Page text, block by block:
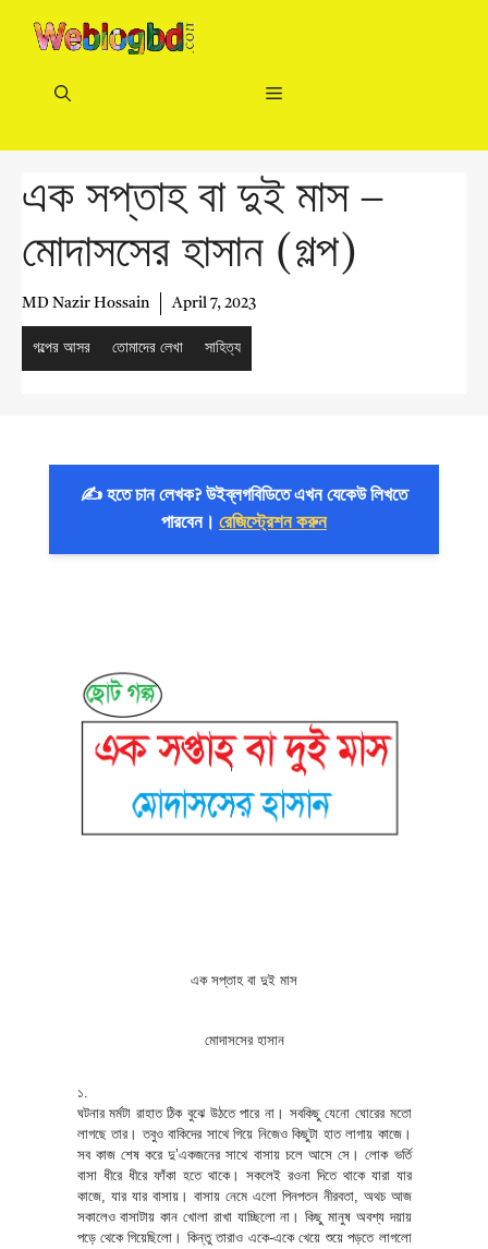
Menu
এক সপ্তাহ বা দুই মাস –
মোদাসসের হাসান (গল্প)
MD Nazir Hossain April 7, 2023
গল্পের আসর তোমাদের লেখা সাহিত্য
✍️ হতে চান লেখক? উইব্লগবিডিতে এখন যেকেউ লিখতে
পারবেন। রেজিস্ট্রেশন করুন
এক সপ্তাহ বা দুই মাস
মোদাসসের হাসান
১.
ঘটনার মর্মটা রাহাত ঠিক বুঝে উঠতে পারে না। সবকিছু যেনো ঘোরের মতো
লাগছে তার। তবুও বাকিদের সাথে গিয়ে নিজেও কিছুটা হাত লাগায় কাজে।
সব কাজ শেষ করে দু’একজনের সাথে বাসায় চলে আসে সে। লোক ভর্তি
বাসা ধীরে ধীরে ফাঁকা হতে থাকে। সকলেই রওনা দিতে থাকে যারা যার
কাজে, যার যার বাসায়। বাসায় নেমে এলো পিনপতন নীরবতা, অথচ আজ
সকালেও বাসাটায় কান খোলা রাখা যাচ্ছিলো না। কিছু মানুষ অবশ্য দয়ায়
পড়ে থেকে গিয়েছিলো। কিন্তু তারাও একে-একে খেয়ে শুয়ে পড়তে লাগলো